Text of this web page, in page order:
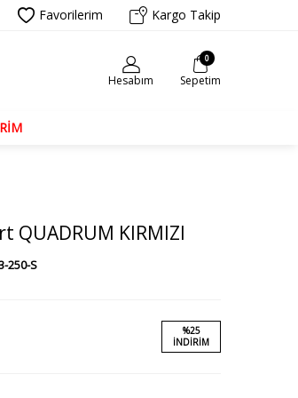
Favorilerim Kargo Takip
Hesabım
0
Sepetim
QUADRUM KIRMIZI
250-S
%25
İNDIRIM